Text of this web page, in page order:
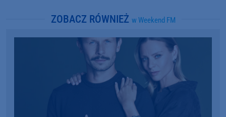
ZOBACZ RÓWNIEŻ w Weekend FM